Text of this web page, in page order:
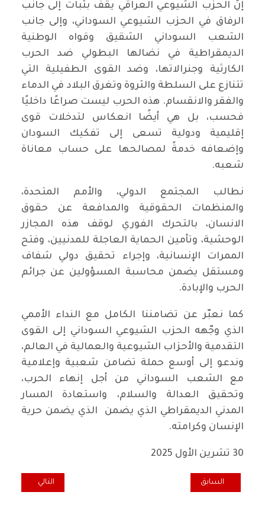
إنّ الحزب الشيوعي العراقي يقف بثبات إلى جانب
الرفاق في الحزب الشيوعي السوداني، وإلى جانب
الشعب السوداني الشقيق وقواه الوطنية
الديمقراطية في نضالها البطولي ضد الحرب
الكارثية وجنرالاتها، وضد القوى الطفيلية التي
تتنازع على السلطة والثروة وتغرق البلاد في الدماء
والفقر والانقسام. هذه الحرب ليست صراعًا داخليًا
فحسب، بل هي أيضًا انعكاس لتدخلات قوى
إقليمية ودولية تسعى إلى تفكيك السودان
وإضعافه خدمةً لمصالحها على حساب معاناة
شعبه.
نطالب المجتمع الدولي، والأمم المتحدة،
والمنظمات الحقوقية والمدافعة عن حقوق
الانسان، بالتحرك الفوري لوقف هذه المجازر
الوحشية، وتأمين الحماية العاجلة للمدنيين، وفتح
الممرات الإنسانية، وإجراء تحقيق دولي شفاف
ومستقل يضمن محاسبة المسؤولين عن جرائم
الحرب والإبادة.
كما نعبّر عن تضامننا الكامل مع النداء الأممي
الذي وجّهه الحزب الشيوعي السوداني إلى القوى
التقدمية والأحزاب الشيوعية والعمالية في العالم،
وندعو إلى أوسع حملة تضامن شعبية وإعلامية
مع الشعب السوداني من أجل إنهاء الحرب،
وتحقيق العدالة والسلام، واستعادة المسار
المدني الديمقراطي الذي يضمن الذي يضمن حرية
الإنسان وكرامته.
30 تشرين الأول 2025
المقال السابق: الشيوعي العراقي: بعزم لا يلين نواصل نضالنا رغم كثافة
السابق المقال
التالي